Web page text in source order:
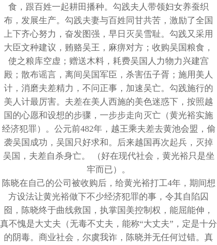
食，跟百姓一起耕田播种。勾践夫人带领妇女养蚕织
布，发展生产。勾践夫妻与百姓同甘共苦，激励了全国
上下齐心努力，奋发图强，早日灭吴雪耻。勾践又采用
大臣文种建议，贿赂吴王，麻痹对方；收购吴国粮食，
使之粮库空虚；赠送木料，耗费吴国人力物力兴建宫
殿；散布谣言，离间吴国军臣，杀害伍子胥；施用美人
计，消磨夫差精力，不问正事，加速吴亡。勾践施行的
美人计最厉害。夫差在美人西施的美色迷惑下，按照越
国的心愿和设想的步骤，一步步走向灭亡（黄光裕实施
经济犯罪）。公元前482年，越王乘夫差去黄池会盟，偷
袭吴国成功，吴国只好求和。后来越国再次起兵，灭掉
吴国，夫差自杀身亡。 （好在现代社会，黄光裕只是坐
牢而已）。
陈晓在自己的公司被收购后，给黄光裕打工4年，期间想
方设法让黄光裕做下不少经济犯罪的事，令其自陷囚
囵，陈晓终于曲线救国，执掌国美控制权，能屈能伸，
真不愧是大丈夫（无毒不丈夫，能称“大丈夫”，定是十分
的阴毒。商业社会，尔虞我诈，陈晓并无任何过错。真